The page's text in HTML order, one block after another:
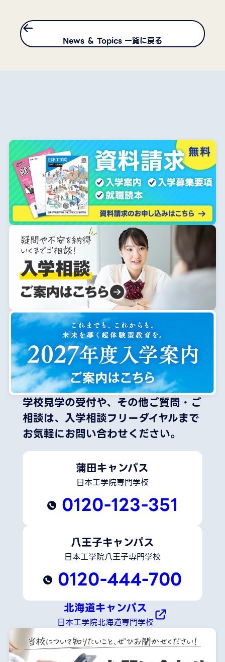
News ＆ Topics 一覧に戻る
学校見学の受付や、その他ご質問・ご
相談は、 入学相談フリーダイヤルまで
お気軽にお問い合わせください。
蒲田キャンパス
日本工学院専門学校
0120-123-351
八王子キャンパス
日本工学院八王子専門学校
0120-444-700
北海道キャンパス
日本工学院北海道専門学校